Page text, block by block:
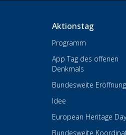
Aktionstag
Programm
App Tag des offenen
Denkmals
Bundesweite Eröffnung
Idee
European Heritage
Bundesweite